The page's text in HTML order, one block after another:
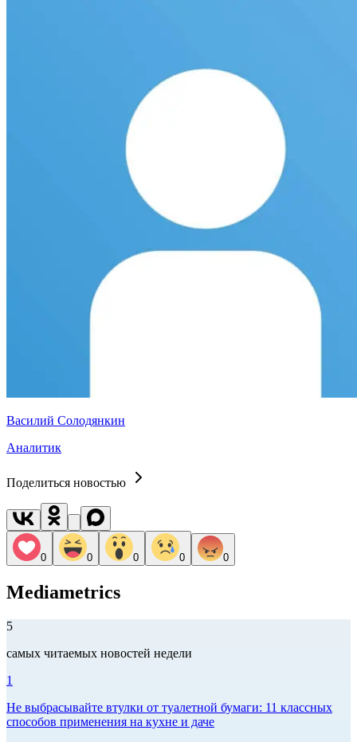
Василий Солодянкин
Аналитик
Поделиться новостью
0 0 0 0 0
Mediametrics
5
самых читаемых новостей недели
1
Не выбрасывайте втулки от туалетной бумаги: 11 классных
способов применения на кухне и даче